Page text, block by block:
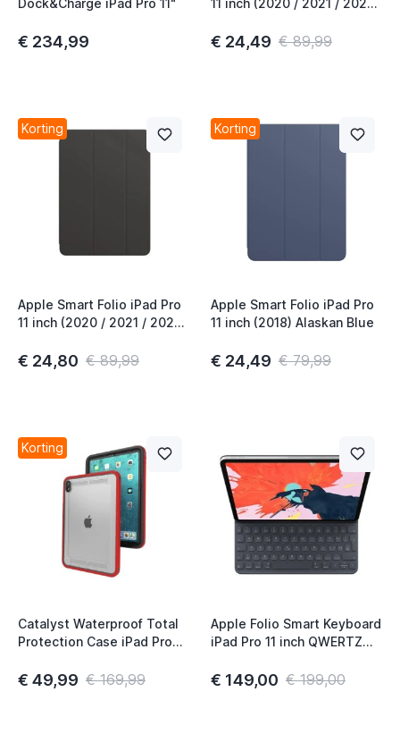
€ 234,99 € 24,49 € 89,99
Korting
Apple Smart Folio iPad Pro
11 inch (2020 / 2021 / 2022)
€ 24,80 € 89,99
Korting
Apple Smart Folio iPad Pro
11 inch (2018) Alaskan Blue
€ 24,49 € 79,99
Korting
Catalyst Waterproof Total
Protection Case iPad Pro
Flame Red
€ 49,99 € 169,99
Apple Folio Smart Keyboard
iPad Pro 11 inch QWERTZ
€ 149,00 € 199,00